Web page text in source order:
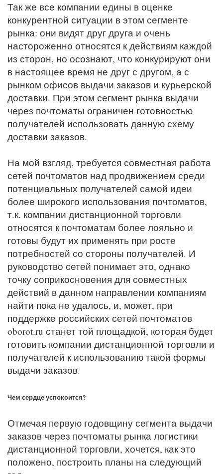
Так же все компании едины в оценке
конкурентной ситуации в этом сегменте
рынка: они видят друг друга и очень
настороженно относятся к действиям каждой
из сторон, но осознают, что конкурируют они
в настоящее время не друг с другом, а с
рынком офисов выдачи заказов и курьерской
доставки. При этом сегмент рынка выдачи
через почтоматы ограничен готовностью
получателей использовать данную схему
доставки заказов.
На мой взгляд, требуется совместная работа
сетей почтоматов над продвижением среди
потенциальных получателей самой идеи
более широкого использования почтоматов,
т.к. компании дистанционной торговли
относятся к почтоматам более лояльно и
готовы будут их применять при росте
потребностей со стороны получателей. И
руководство сетей понимает это, однако
точку соприкосновения для совместных
действий в данном направлении компаниям
найти пока не удалось, и, может, при
поддержке российских сетей почтоматов
oborot.ru станет той площадкой, которая будет
готовить компании дистанционной торговли и
получателей к использованию такой формы
выдачи заказов.
Чем сердце успокоится?
Отмечая первую годовщину сегмента выдачи
заказов через почтоматы рынка логистики
дистанционной торговли, хочется, как это
положено, построить планы на следующий